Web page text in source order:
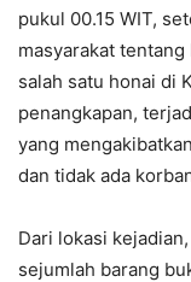
pukul 00.15 WIT,
masyarakat
salah satu honai di
penangkapan,
yang
dan tidak ada
Dari lokasi
sejumlah barang